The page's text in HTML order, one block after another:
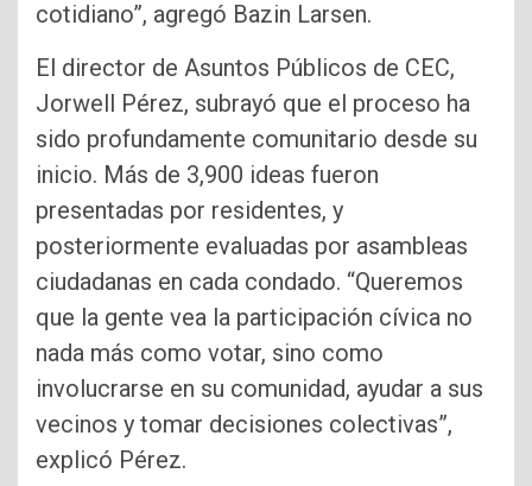
cotidiano”, agregó Bazin Larsen.
El director de Asuntos Públicos de CEC,
Jorwell Pérez, subrayó que el proceso ha
sido profundamente comunitario desde su
inicio. Más de 3,900 ideas fueron
presentadas por residentes, y
posteriormente evaluadas por asambleas
ciudadanas en cada condado. “Queremos
que la gente vea la participación cívica no
nada más como votar, sino como
involucrarse en su comunidad, ayudar a sus
vecinos y tomar decisiones colectivas”,
explicó Pérez.